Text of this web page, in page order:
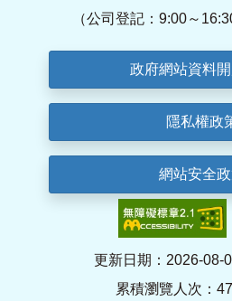
（公司登記：9:00～
政府網站資料
隱私權政
網站安全
更新日期：2026-08-
累積瀏覽人次：